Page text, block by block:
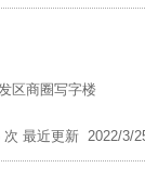
区商圈写字楼
次 最近更新 2022/3/